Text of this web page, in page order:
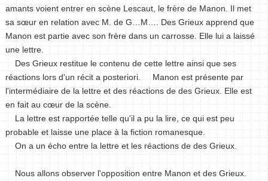
amants voient entrer en scène Lescaut, le frère de Manon. Il met
sa sœur en relation avec M. de G…M…. Des Grieux apprend que
Manon est partie avec son frère dans un carrosse. Elle lui a laissé
une lettre.
Des Grieux restitue le contenu de cette lettre ainsi que ses
réactions lors d'un récit a posteriori. Manon est présente par
l'intermédiaire de la lettre et des réactions de des Grieux. Elle est
en fait au cœur de la scène.
La lettre est rapportée telle qu'il a pu la lire, ce qui est peu
probable et laisse une place à la fiction romanesque.
On a un écho entre la lettre et les réactions de des Grieux.
Nous allons observer l'opposition entre Manon et des Grieux.